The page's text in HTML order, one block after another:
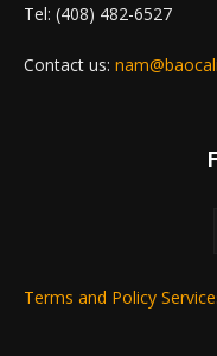
Tel: (408) 482-6527
Contact us:
Terms and Policy